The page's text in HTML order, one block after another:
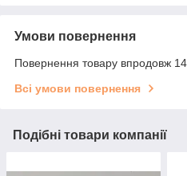
Умови повернення
Повернення товару впродовж
Всі умови повернення
Подібні товари компанії